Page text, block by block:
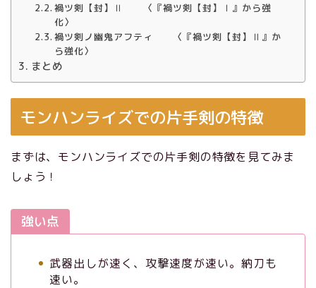
禍ツ剣【封】Ⅱ 〈『禍ツ剣【封】Ⅰ』から強
化〉
禍ツ剣ノ幽鬼アフティ 〈『禍ツ剣【封】Ⅱ』か
ら強化〉
まとめ
モンハンライズでの片手剣の特徴
まずは、モンハンライズでの片手剣の特徴を見てみま
しょう！
強い点
武器出しが速く、攻撃速度が速い。納刀も
速い。